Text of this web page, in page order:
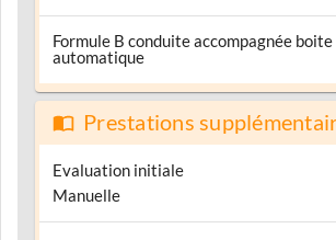
Formule B conduite accompagnée boite
automatique
Prestations
Evaluation initiale
Manuelle